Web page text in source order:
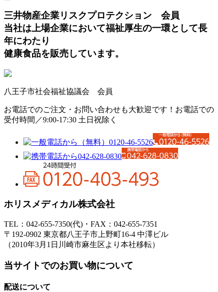
三井物産企業リスクプロテクション 会員
当社は上場企業において福祉厚生の一環として長
年にわたり
健康食品を販売しています。
八王子市社会福祉協議会 会員
お電話でのご注文・お問い合わせも大歓迎です！ お電話での
受付時間／9:00-17:30 土日祝除く
ホリスメディカル株式会社
TEL：042-655-7350(代)・FAX：042-655-7351
〒192-0902 東京都八王子市上野町16-4 中澤ビル
（2010年3月1日川崎市麻生区より本社移転）
当サイトでのお買い物について
配送について